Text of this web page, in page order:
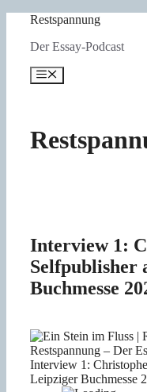
springen
Restspannung
Der Essay-Podcast
Menü
Interview 1:
Selfpublisher
Buchmesse
Restspannung – Der
Interview 1:
Leipziger Buchmesse